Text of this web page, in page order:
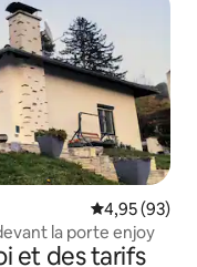
Évaluation
4,95 (93)
la porte enjoy
et des tarifs